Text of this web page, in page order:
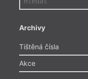
Archivy
Tištěná čísla
Akce